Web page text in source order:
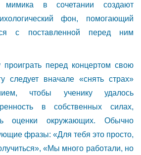
мимика в сочетании создают
фон, помогающий
с поставленной перед ним
проиграть перед концертом свою
следует вначале «снять страх»
чтобы ученику удалось
в собственных силах,
оценки окружающих. Обычно
фразы: «Для тебя это просто,
«Мы много работали, но